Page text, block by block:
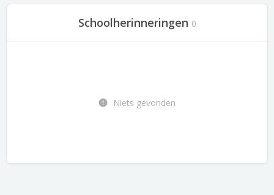
Schoolherinneringen 0
Niets gevonden